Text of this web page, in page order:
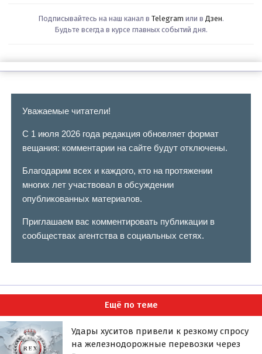
Подписывайтесь на наш канал в Telegram или в Дзен.
Будьте всегда в курсе главных событий дня.
Уважаемые читатели!
С 1 июля 2026 года редакция обновляет формат
вещания: комментарии на сайте будут отключены.
Благодарим всех и каждого, кто на протяжении
многих лет участвовал в обсуждении
опубликованных материалов.
Приглашаем вас комментировать публикации в
сообществах агентства в социальных сетях.
Ещё по теме
Удары хуситов привели к резкому спросу
на железнодорожные перевозки через